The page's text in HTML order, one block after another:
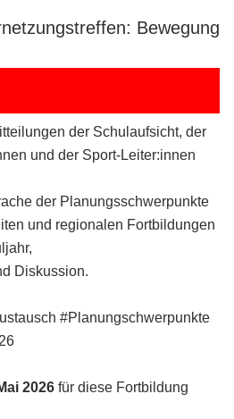
Bewegung
der Schulaufsicht, der
und der Sport-Leiter:innen
der Planungsschwerpunkte
und regionalen Fortbildungen
Diskussion.
#Planungschwerpunkte
2026 für diese Fortbildung